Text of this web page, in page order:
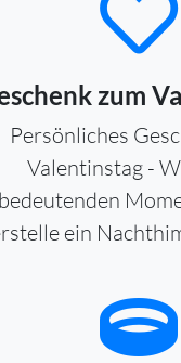
zum
Persönliches
Valentinstag -
bedeutenden
ein